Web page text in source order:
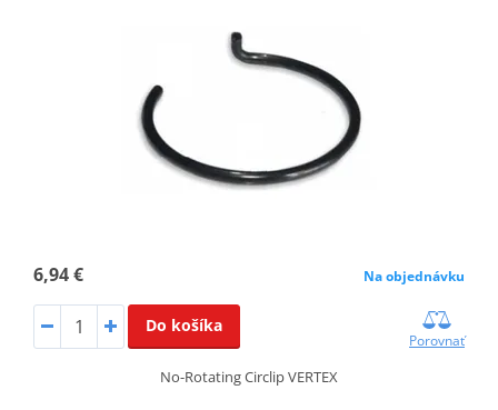
6,94 € Na objednávku
Do košíka
Porovnať
No-Rotating Circlip VERTEX